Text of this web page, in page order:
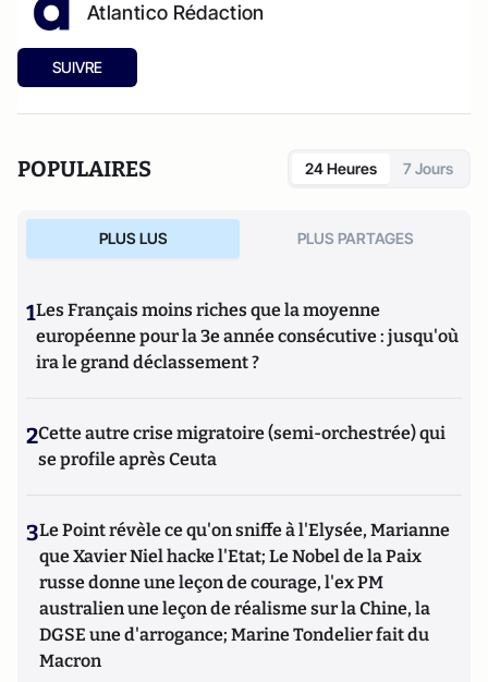
Atlantico Rédaction
SUIVRE
POPULAIRES 24 Heures 7 Jours
PLUS LUS PLUS PARTAGES
1Les Français moins riches que la moyenne
européenne pour la 3e année consécutive : jusqu'où
ira le grand déclassement ?
2Cette autre crise migratoire (semi-orchestrée) qui
se profile après Ceuta
3Le Point révèle ce qu'on sniffe à l'Elysée, Marianne
que Xavier Niel hacke l'Etat; Le Nobel de la Paix
russe donne une leçon de courage, l'ex PM
australien une leçon de réalisme sur la Chine, la
DGSE une d'arrogance; Marine Tondelier fait du
Macron